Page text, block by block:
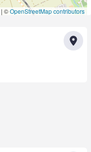
| ©OpenStreetMap contributors